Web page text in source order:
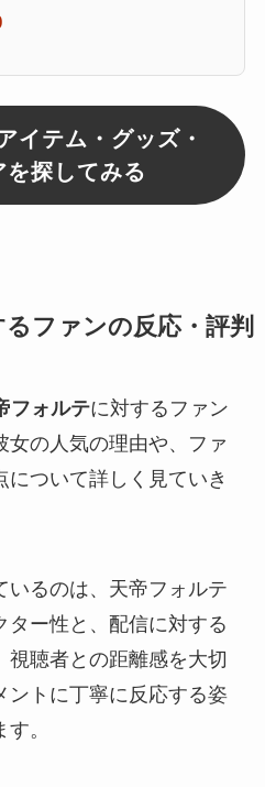
イテム・グッズ・
を探してみる
ファンの反応・評判
フォルテに対するファン
女の人気の理由や、ファ
について詳しく見ていき
いるのは、天帝フォルテ
ター性と、配信に対する
聴者との距離感を大切
ントに丁寧に反応する姿
。